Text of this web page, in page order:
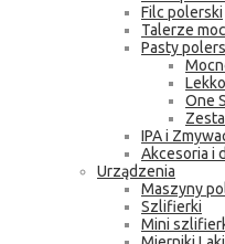
Filc polerski
Talerze
Pasty
One
IPA i
Akcesoria i
Urządzenia
Maszyny
Szlifierki
Mini